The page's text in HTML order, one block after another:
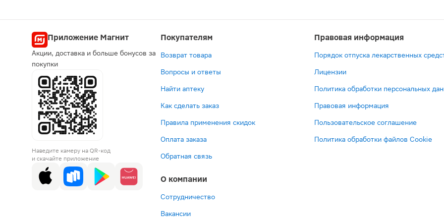
Приложение Магнит
Акции, доставка и больше бонусов за
покупки
Наведите камеру на QR-код
и скачайте приложение
Покупателям
Возврат товара
Вопросы и ответы
Найти аптеку
Как сделать заказ
Правила применения скидок
Оплата заказа
Обратная связь
О компании
Сотрудничество
Вакансии
Правовая информация
Порядок отпуска лекарственных
Лицензии
Политика обработки персональных
Правовая информация
Пользовательское соглашение
Политика обработки файлов Cookie